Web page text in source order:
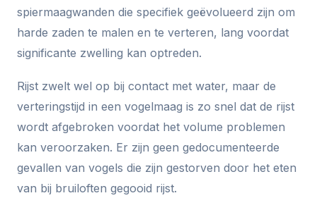
spiermaagwanden die specifiek geëvolueerd zijn om
harde zaden te malen en te verteren, lang voordat
significante zwelling kan optreden.
Rijst zwelt wel op bij contact met water, maar de
verteringstijd in een vogelmaag is zo snel dat de rijst
wordt afgebroken voordat het volume problemen
kan veroorzaken. Er zijn geen gedocumenteerde
gevallen van vogels die zijn gestorven door het eten
van bij bruiloften gegooid rijst.